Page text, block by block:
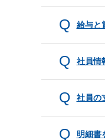
給与と
社員情
社員の
明細書